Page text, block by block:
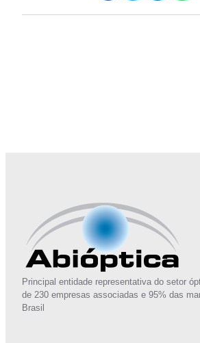
Principal entidade representativa do setor
de 230 empresas associadas e 95% das
Brasil